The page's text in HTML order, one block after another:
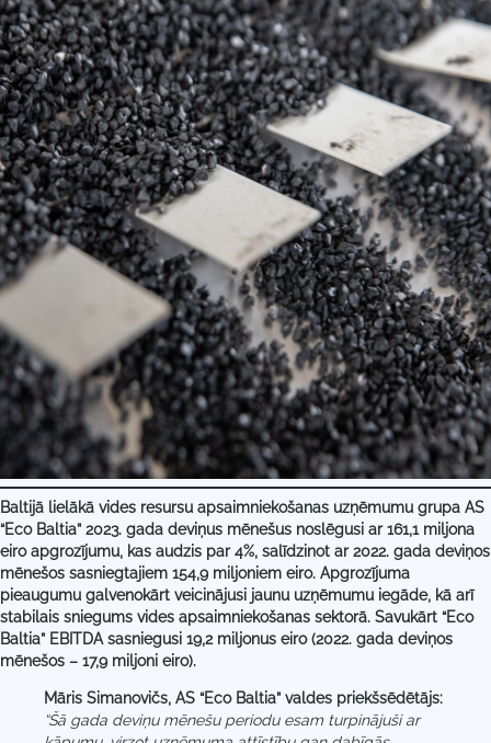
Baltijā lielākā vides resursu apsaimniekošanas uzņēmumu grupa AS
“Eco Baltia” 2023. gada deviņus mēnešus noslēgusi ar 161,1 miljona
eiro apgrozījumu, kas audzis par 4%, salīdzinot ar 2022. gada deviņos
mēnešos sasniegtajiem 154,9 miljoniem eiro. Apgrozījuma
pieaugumu galvenokārt veicinājusi jaunu uzņēmumu iegāde, kā arī
stabilais sniegums vides apsaimniekošanas sektorā. Savukārt “Eco
Baltia” EBITDA sasniegusi 19,2 miljonus eiro (2022. gada deviņos
mēnešos – 17,9 miljoni eiro).
Māris Simanovičs, AS “Eco Baltia” valdes priekšsēdētājs:
“Šā gada deviņu mēnešu periodu esam turpinājuši ar